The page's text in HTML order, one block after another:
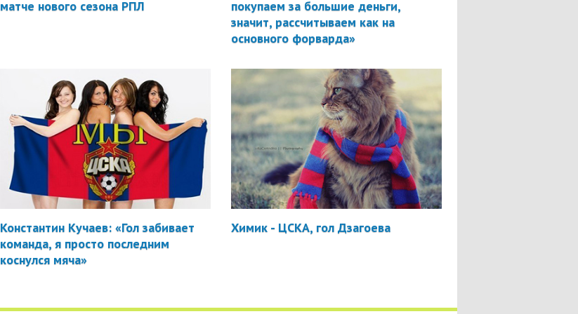
матче нового сезона РПЛ
покупаем за большие деньги,
значит, рассчитываем как на
основного форварда»
Константин Кучаев: «Гол забивает
команда, я просто последним
коснулся мяча»
Химик - ЦСКА, гол Дзагоева